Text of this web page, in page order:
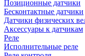
Позиционные датчики
Бесконтактные датчики
Датчики физических
Аксессуары к датчикам
Реле
Исполнительные реле